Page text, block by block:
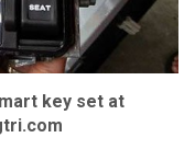
key set at